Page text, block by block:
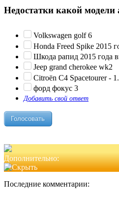
Недостатки какой
Volkswagen golf 6
Honda Freed Spike 2015
Шкода рапид 2015 года
Jeep grand cherokee wk2
Citroën C4 Spacetourer -
форд фокус 3
Добавить свой ответ
Дополнительно:
Последние комментарии: